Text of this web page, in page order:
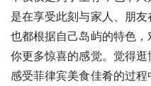
是在享受此刻与家人、朋
也都根据自己岛屿的特色
你更多惊喜的感觉。觉得
感受菲律宾美食佳肴的过